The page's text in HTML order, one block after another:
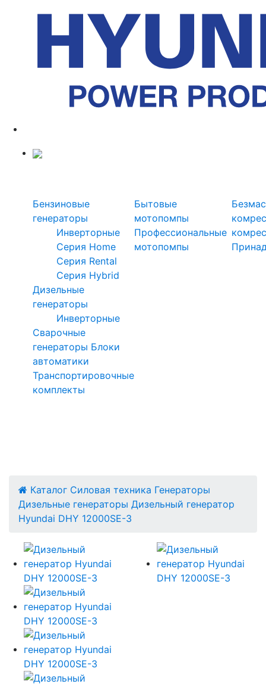
Бензиновые
генераторы
Инверторные
Серия Home
Серия Rental
Серия Hybrid
Дизельные
генераторы
Инверторные
Сварочные
генераторы Блоки
автоматики
Транспортировочные
комплекты
Бытовые
мотопомпы
Профессиональные
мотопомпы
Каталог Силовая техника Генераторы
Дизельные генераторы Дизельный генератор
Hyundai DHY 12000SE-3